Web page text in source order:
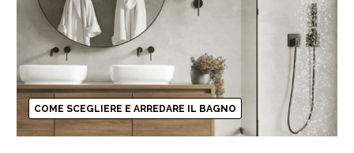
COME SCEGLIERE E ARREDARE IL BAGNO